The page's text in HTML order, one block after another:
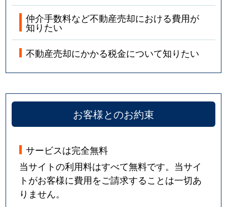
仲介手数料など不動産売却における費用が
知りたい
不動産売却にかかる税金について知りたい
お客様とのお約束
サービスは完全無料
当サイトの利用料はすべて無料です。当サイ
トがお客様に費用をご請求することは一切あ
りません。